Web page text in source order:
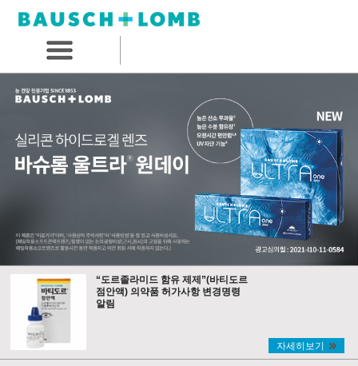
“도르졸라미드 함유 제제”(바티도르
점안액) 의약품 허가사항 변경명령
알림
자세히보기